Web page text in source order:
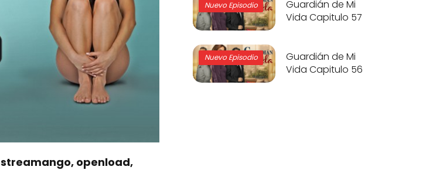
streamango, openload,
Nuevo Episodio
Guardián de Mi
Vida Capitulo 57
Nuevo Episodio
Guardián de Mi
Vida Capitulo 56